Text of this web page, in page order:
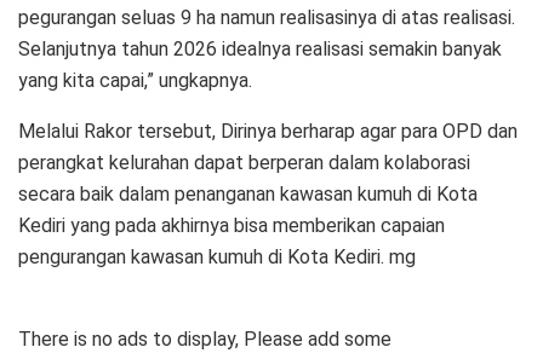
pegurangan seluas 9 ha namun realisasinya di atas realisasi.
Selanjutnya tahun 2026 idealnya realisasi semakin banyak
yang kita capai,” ungkapnya.
Melalui Rakor tersebut, Dirinya berharap agar para OPD dan
perangkat kelurahan dapat berperan dalam kolaborasi
secara baik dalam penanganan kawasan kumuh di Kota
Kediri yang pada akhirnya bisa memberikan capaian
pengurangan kawasan kumuh di Kota Kediri. mg
There is no ads to display, Please add some